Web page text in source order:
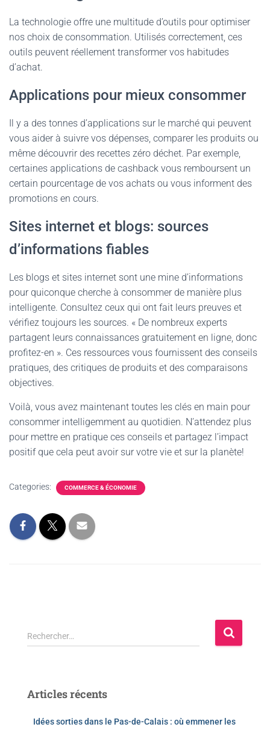
La technologie offre une multitude d’outils pour optimiser
nos choix de consommation. Utilisés correctement, ces
outils peuvent réellement transformer vos habitudes
d’achat.
Applications pour mieux consommer
Il y a des tonnes d’applications sur le marché qui peuvent
vous aider à suivre vos dépenses, comparer les produits ou
même découvrir des recettes zéro déchet. Par exemple,
certaines applications de cashback vous remboursent un
certain pourcentage de vos achats ou vous informent des
promotions en cours.
Sites internet et blogs: sources
d’informations fiables
Les blogs et sites internet sont une mine d’informations
pour quiconque cherche à consommer de manière plus
intelligente. Consultez ceux qui ont fait leurs preuves et
vérifiez toujours les sources. « De nombreux experts
partagent leurs connaissances gratuitement en ligne, donc
profitez-en ». Ces ressources vous fournissent des conseils
pratiques, des critiques de produits et des comparaisons
objectives.
Voilà, vous avez maintenant toutes les clés en main pour
consommer intelligemment au quotidien. N’attendez plus
pour mettre en pratique ces conseils et partagez l’impact
positif que cela peut avoir sur votre vie et sur la planète!
Categories: COMMERCE & ÉCONOMIE
Rechercher…
Articles récents
Idées sorties dans le Pas-de-Calais : où emmener les